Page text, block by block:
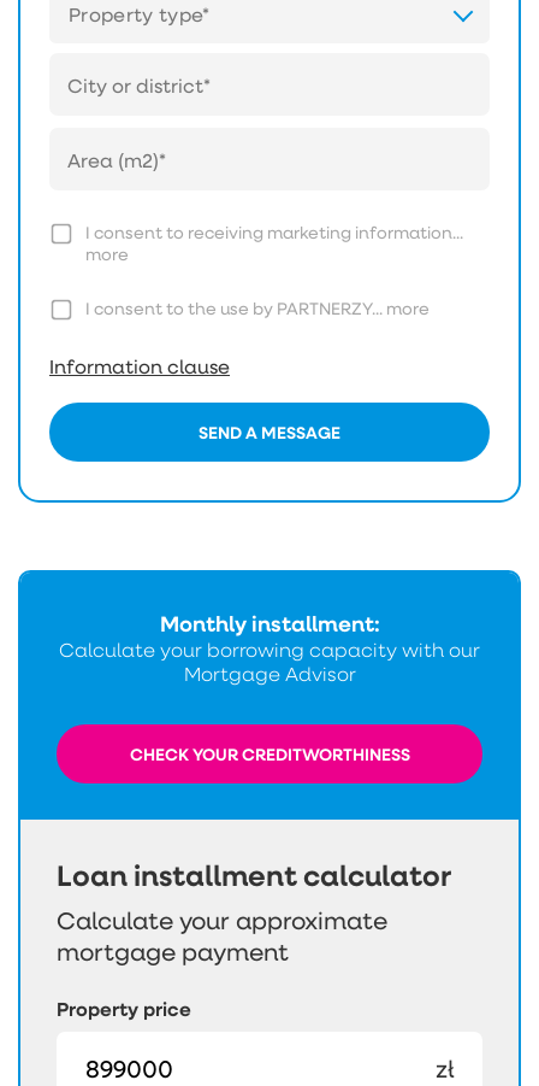
Property type*
I consent to receiving marketing information...
more
I consent to the use by PARTNERZY... more
Information clause
SEND A MESSAGE
Loan installment calculator
Calculate your approximate
mortgage payment
Property price
zł
Monthly installment:
Calculate your borrowing capacity with our
Mortgage Advisor
CHECK YOUR CREDITWORTHINESS